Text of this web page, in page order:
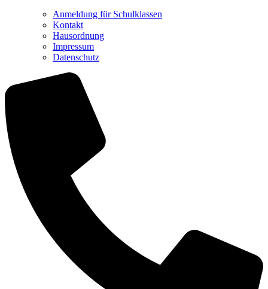
Anmeldung für Schulklassen
Kontakt
Hausordnung
Impressum
Datenschutz